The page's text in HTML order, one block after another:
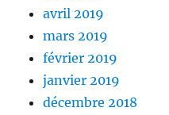
avril 2019
mars 2019
février 2019
janvier 2019
décembre 2018